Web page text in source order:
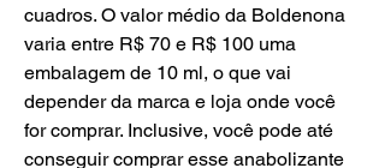
cuadros. O valor médio da Boldenona
varia entre R$ 70 e R$ 100 uma
embalagem de 10 ml, o que vai
depender da marca e loja onde você
for comprar. Inclusive, você pode até
conseguir comprar esse anabolizante